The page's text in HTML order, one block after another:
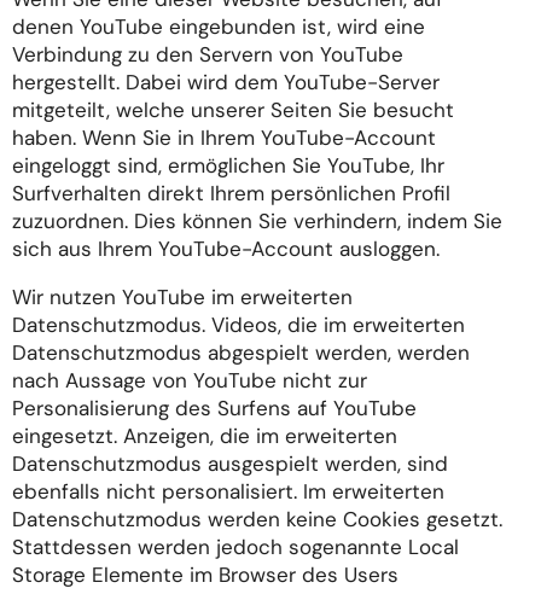
denen YouTube eingebunden ist, wird eine
Verbindung zu den Servern von YouTube
hergestellt. Dabei wird dem YouTube-Server
mitgeteilt, welche unserer Seiten Sie besucht
haben. Wenn Sie in Ihrem YouTube-Account
eingeloggt sind, ermöglichen Sie YouTube, Ihr
Surfverhalten direkt Ihrem persönlichen Profil
zuzuordnen. Dies können Sie verhindern, indem Sie
sich aus Ihrem YouTube-Account ausloggen.
Wir nutzen YouTube im erweiterten
Datenschutzmodus. Videos, die im erweiterten
Datenschutzmodus abgespielt werden, werden
nach Aussage von YouTube nicht zur
Personalisierung des Surfens auf YouTube
eingesetzt. Anzeigen, die im erweiterten
Datenschutzmodus ausgespielt werden, sind
ebenfalls nicht personalisiert. Im erweiterten
Datenschutzmodus werden keine Cookies gesetzt.
Stattdessen werden jedoch sogenannte Local
Storage Elemente im Browser des Users